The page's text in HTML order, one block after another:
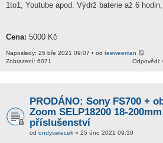
1to1, Youtube apod. Výdrž baterie až 6
Cena: 5000 Kč
Naposledy: 25 bře 2021 09:07 • od teeweeman
Odpovědi:
Zobrazení: 6071
PRODÁNO: Sony FS700 +
Zoom SELP18200 18-
příslušenství
od ondyswiecek » 25 úno 2021 09:30